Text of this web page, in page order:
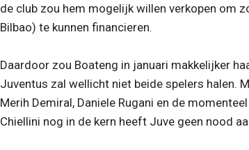
de club zou hem mogelijk willen verkopen om
Bilbao) te kunnen financieren.
Daardoor zou Boateng in januari makkelijker
Juventus zal wellicht niet beide spelers halen.
Merih Demiral, Daniele Rugani en de
Chiellini nog in de kern heeft Juve geen nood